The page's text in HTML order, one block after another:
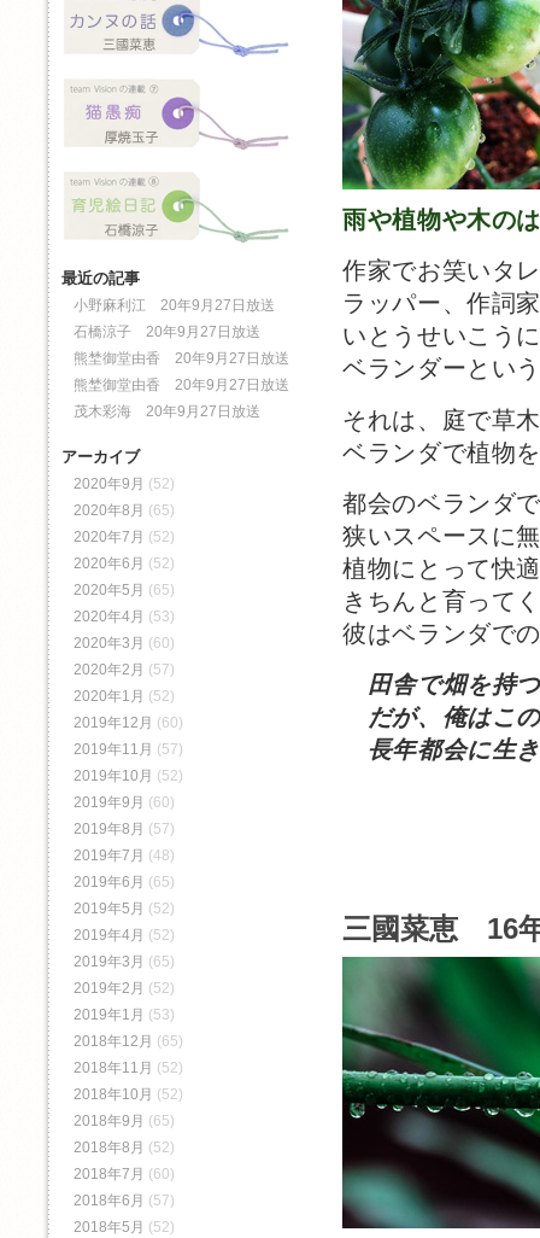
雨や植物や木の
作家でお笑いタ
ラッパー、作詞
いとうせいこう
ベランダーとい
それは、庭で草
ベランダで植物
都会のベランダ
狭いスペースに
植物にとって快
きちんと育って
彼はベランダで
田舎で畑を持
だが、俺はこ
長年都会に生
三國菜恵 16
最近の記事
小野麻利江 20年9月27日放送
石橋涼子 20年9月27日放送
熊埜御堂由香 20年9月27日放送
熊埜御堂由香 20年9月27日放送
茂木彩海 20年9月27日放送
アーカイブ
2020年9月 (52)
2020年8月 (65)
2020年7月 (52)
2020年6月 (52)
2020年5月 (65)
2020年4月 (53)
2020年3月 (60)
2020年2月 (57)
2020年1月 (52)
2019年12月 (60)
2019年11月 (57)
2019年10月 (52)
2019年9月 (60)
2019年8月 (57)
2019年7月 (48)
2019年6月 (65)
2019年5月 (52)
2019年4月 (52)
2019年3月 (65)
2019年2月 (52)
2019年1月 (53)
2018年12月 (65)
2018年11月 (52)
2018年10月 (52)
2018年9月 (65)
2018年8月 (52)
2018年7月 (60)
2018年6月 (57)
2018年5月 (52)